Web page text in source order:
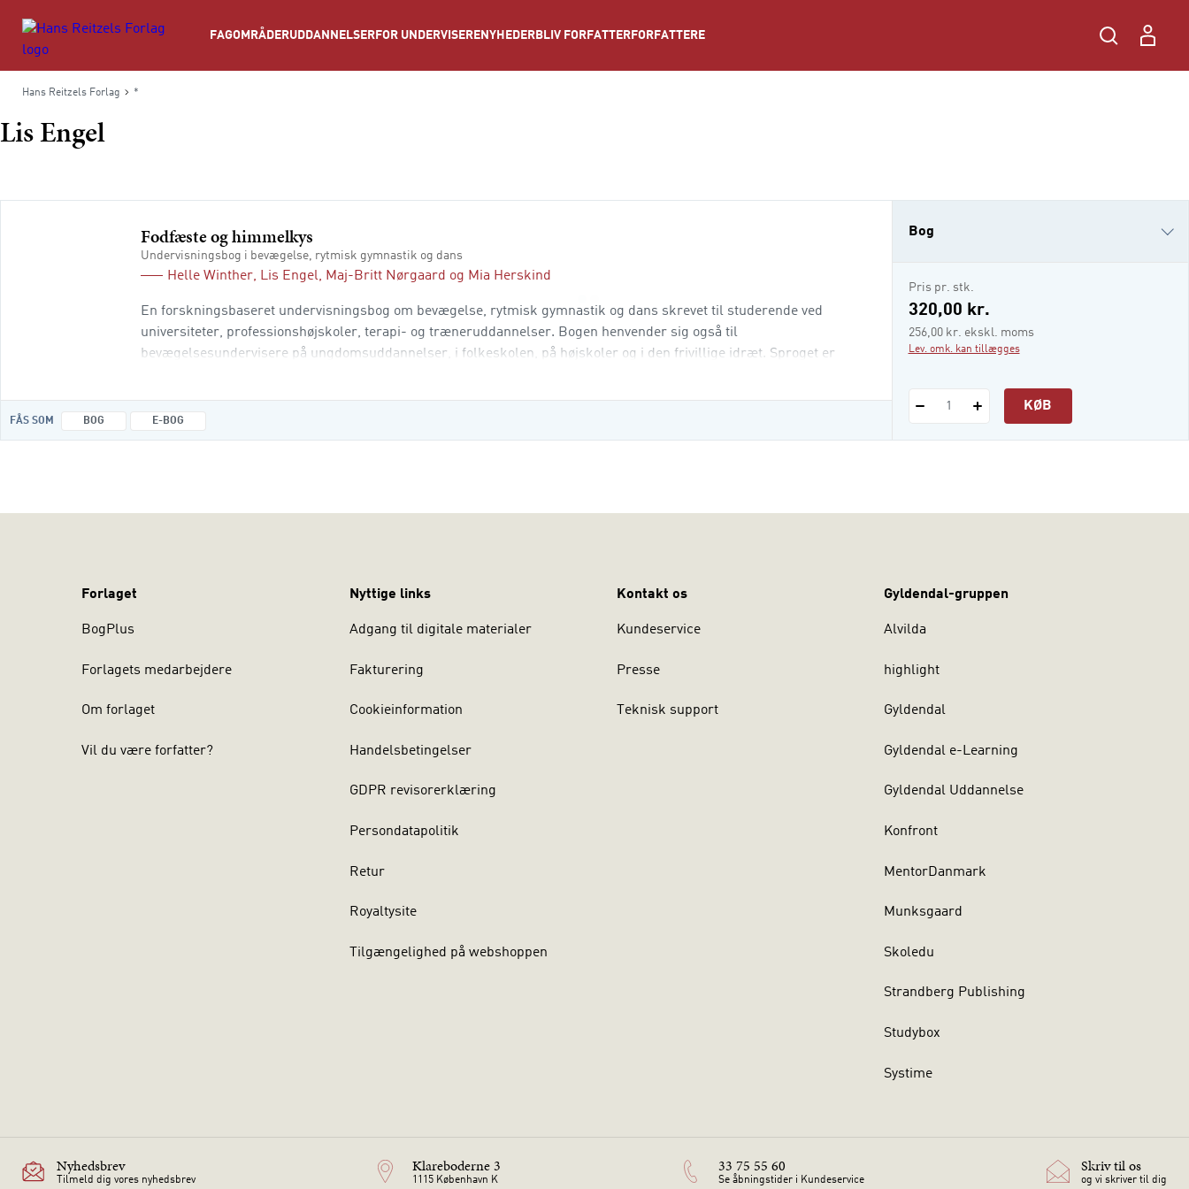
FAGOMRÅDERUDDANNELSER FOR UNDERVISERE NYHEDER BLIV FORFATTER FORFATTERE
Hans Reitzels Forlag *
Lis Engel
Fodfæste og himmelkys
Undervisningsbog i bevægelse, rytmisk gymnastik og dans
Helle Winther, Lis Engel, Maj-Britt Nørgaard og Mia Herskind
En forskningsbaseret undervisningsbog om bevægelse, rytmisk gymnastik og dans skrevet til studerende ved
universiteter, professionshøjskoler, terapi- og træneruddannelser. Bogen henvender sig også til
bevægelsesundervisere på ungdomsuddannelser, i folkeskolen, på højskoler og i den frivillige idræt. Sproget er
FÅS SOM BOG E-BOG
Bog
e-bog
Pris pr. stk.
320,00 kr.
256,00 kr. ekskl. moms
Lev. omk. kan tillægges
1 KØB
Forlaget
BogPlus
Forlagets medarbejdere
Om forlaget
Vil du være forfatter?
Nyttige links
Adgang til digitale materialer
Fakturering
Cookieinformation
Handelsbetingelser
GDPR revisorerklæring
Persondatapolitik
Retur
Royaltysite
Tilgængelighed på webshoppen
Kontakt os
Kundeservice
Presse
Teknisk support
Gyldendal-gruppen
Alvilda
highlight
Gyldendal
Gyldendal e-Learning
Gyldendal Uddannelse
Konfront
MentorDanmark
Munksgaard
Skoledu
Strandberg Publishing
Studybox
Systime
Nyhedsbrev
Tilmeld dig vores nyhedsbrev
Klareboderne 3
1115 København K
33 75 55 60
Se åbningstider i Kundeservice
Skriv til os
og vi skriver til dig